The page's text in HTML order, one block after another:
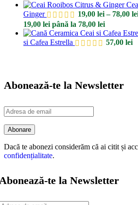
Ginger
19,00 lei – 78,00
19,00 lei până la 78,00 lei
si Cafea Estrella
57,00 lei
Abonează-te la Newsletter
Dacă te abonezi considerăm că ai citit și
confidențialitate.
te la Newsletter